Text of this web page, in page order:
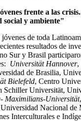
frente a las
social y ambiente"
de toda
resultados de
Sur y Brasil
Universität Hannover,
de Brasilia,
Bielefeld, Centro
Schiller Universität,
Maximilians-Universität
Nacional de
Interculturales e